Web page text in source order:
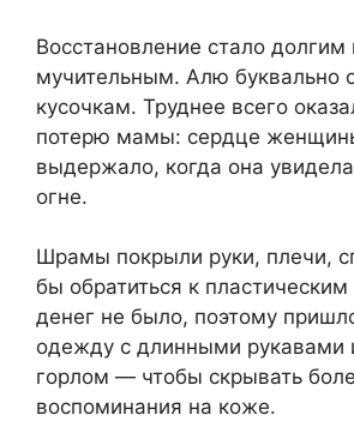
Восстановление стало долгим
мучительным. Алю буквально
кусочкам. Труднее всего
потерю мамы: сердце
выдержало, когда она
огне.
Шрамы покрыли руки, плечи,
бы обратиться к
денег не было, поэтому
одежду с длинными рукавами
горлом — чтобы скрывать
воспоминания на коже.